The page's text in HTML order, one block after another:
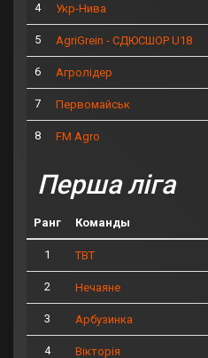
4 Укр-Нива
5 AgriGrein - СДЮСШОР U18
6 Агролідер
7 Первомайськ
8 FM Agro
Перша ліга
Ранг Команды
1 ТВТ
2 Нечаяне
3 Арбузинка
4 Вікторія